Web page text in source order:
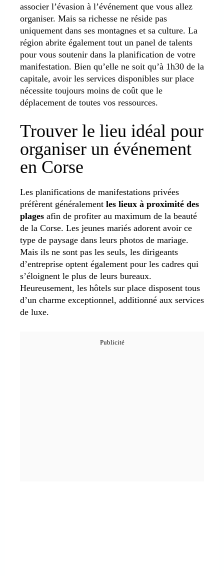
associer l’évasion à l’événement que vous allez
organiser. Mais sa richesse ne réside pas
uniquement dans ses montagnes et sa culture. La
région abrite également tout un panel de talents
pour vous soutenir dans la planification de votre
manifestation. Bien qu’elle ne soit qu’à 1h30 de la
capitale, avoir les services disponibles sur place
nécessite toujours moins de coût que le
déplacement de toutes vos ressources.
Trouver le lieu idéal pour
organiser un événement
en Corse
Les planifications de manifestations privées
préfèrent généralement les lieux à proximité des
plages afin de profiter au maximum de la beauté
de la Corse. Les jeunes mariés adorent avoir ce
type de paysage dans leurs photos de mariage.
Mais ils ne sont pas les seuls, les dirigeants
d’entreprise optent également pour les cadres qui
s’éloignent le plus de leurs bureaux.
Heureusement, les hôtels sur place disposent tous
d’un charme exceptionnel, additionné aux services
de luxe.